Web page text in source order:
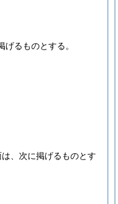
るものとする。
、次に掲げるものとす